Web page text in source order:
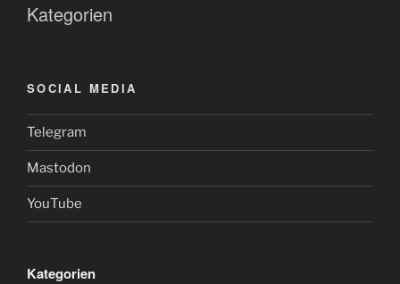
Kategorien
SOCIAL MEDIA
Telegram
Mastodon
YouTube
Kategorien